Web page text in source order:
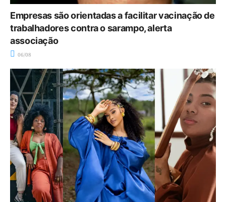
Empresas são orientadas a facilitar vacinação de
trabalhadores contra o sarampo, alerta
associação
06/08